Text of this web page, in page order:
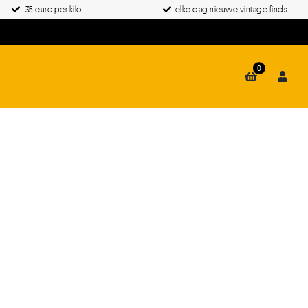
35 euro per kilo elke dag nieuwe vintage finds
0